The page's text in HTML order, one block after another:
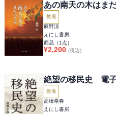
あの南天の木はま
教養
麻野涼
えにし書房
商品（1 点）
¥2,200 (税込)
絶望の移民史 電
教養
高橋幸春
えにし書房